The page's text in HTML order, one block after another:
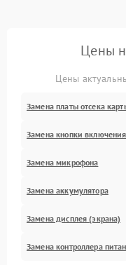
Цены
Цены
Замена платы отсека
Замена кнопки включения
Замена микрофона
Замена аккумулятора
Замена дисплея (экрана)
Замена контроллера